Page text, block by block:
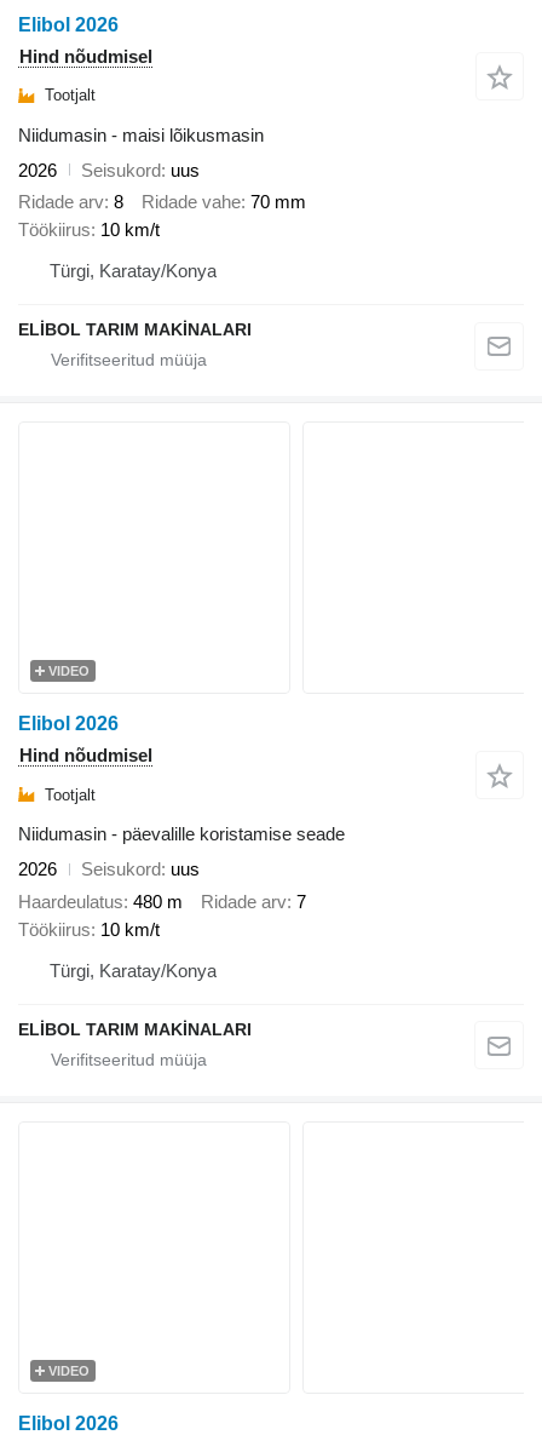
Elibol 2026
Hind nõudmisel
Tootjalt
Niidumasin - maisi lõikusmasin
2026
Seisukord uus
Ridade arv 8 Ridade vahe 70 mm
Töökiirus 10 km/t
Türgi, Karatay/Konya
ELİBOL TARIM MAKİNALARI
VIDEO
Elibol 2026
Hind nõudmisel
Tootjalt
Niidumasin - päevalille koristamise seade
2026
Seisukord uus
Haardeulatus 480 m Ridade arv 7
Töökiirus 10 km/t
Türgi, Karatay/Konya
ELİBOL TARIM MAKİNALARI
VIDEO
Elibol 2026